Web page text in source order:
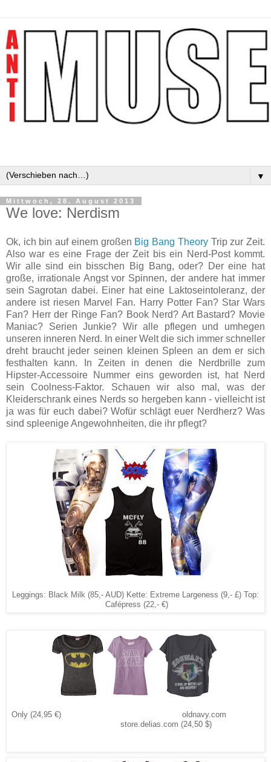
▼
Mittwoch, 28. August 2013
We love: Nerdism
Ok, ich bin auf einem großen Big Bang TheoryTrip zur Zeit.
Also war es eine Frage der Zeit bis ein Nerd-Post kommt.
Wir alle sind ein bisschen Big Bang, oder? Der eine hat
große, irrationale Angst vor Spinnen, der andere hat immer
sein Sagrotan dabei. Einer hat eine Laktoseintoleranz, der
andere ist riesen Marvel Fan. Harry Potter Fan? Star Wars
Fan? Herr der Ringe Fan? Book Nerd? Art Bastard? Movie
Maniac? Serien Junkie? Wir alle pflegen und umhegen
unseren inneren Nerd. In einer Welt die sich immer schneller
dreht braucht jeder seinen kleinen Spleen an dem er sich
festhalten kann. In Zeiten in denen die Nerdbrille zum
Hipster-Accessoire Nummer eins geworden ist, hat Nerd
sein Coolness-Faktor. Schauen wir also mal, was der
Kleiderschrank eines Nerds so hergeben kann - vielleicht ist
ja was für euch dabei? Wofür schlägt euer Nerdherz? Was
sind spleenige Angewohnheiten, die ihr pflegt?
Leggings: Black Milk (85,- AUD) Kette: Extreme Largeness (9,- £) Top:
Cafépress (22,- €)
Only (24,95 €) oldnavy.com
store.delias.com (24,50 $)